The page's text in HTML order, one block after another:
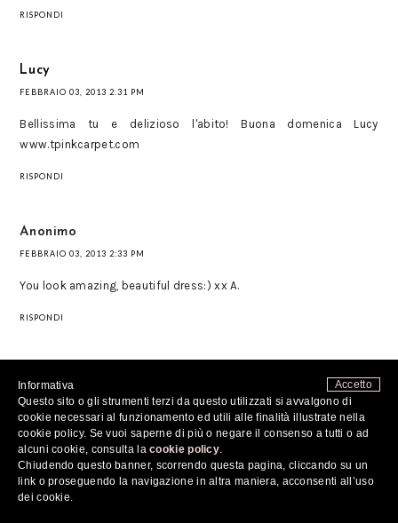
RISPONDI
Lucy
FEBBRAIO 03, 2013 2:31 PM
Bellissima tu e delizioso l'abito! Buona domenica Lucy
www.tpinkcarpet.com
RISPONDI
Anonimo
FEBBRAIO 03, 2013 2:33 PM
You look amazing, beautiful dress:) xx A.
RISPONDI
Sei sempre molto elegante:) baci
Accetto
Informativa
Questo sito o gli strumenti terzi da questo utilizzati si avvalgono di
cookie necessari al funzionamento ed utili alle finalità illustrate nella
cookie policy. Se vuoi saperne di più o negare il consenso a tutti o ad
alcuni cookie, consulta lacookie policy.
Chiudendo questo banner, scorrendo questa pagina, cliccando su un
link o proseguendo la navigazione in altra maniera, acconsenti all’uso
dei cookie.